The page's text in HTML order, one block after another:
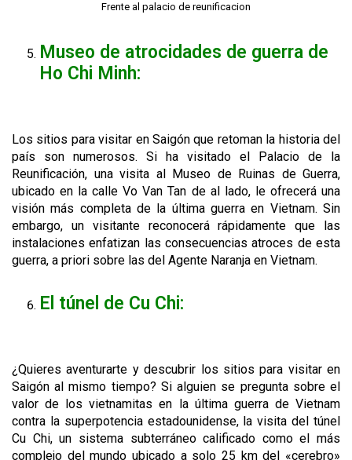
Frente al palacio de reunificacion
Museo de atrocidades de guerra de
Ho Chi Minh:
Los sitios para visitar en Saigón que retoman la historia del
país son numerosos. Si ha visitado el Palacio de la
Reunificación, una visita al Museo de Ruinas de Guerra,
ubicado en la calle Vo Van Tan de al lado, le ofrecerá una
visión más completa de la última guerra en Vietnam. Sin
embargo, un visitante reconocerá rápidamente que las
instalaciones enfatizan las consecuencias atroces de esta
guerra, a priori sobre las del Agente Naranja en Vietnam.
El túnel de Cu Chi:
¿Quieres aventurarte y descubrir los sitios para visitar en
Saigón al mismo tiempo? Si alguien se pregunta sobre el
valor de los vietnamitas en la última guerra de Vietnam
contra la superpotencia estadounidense, la visita del túnel
Cu Chi, un sistema subterráneo calificado como el más
complejo del mundo ubicado a solo 25 km del «cerebro»